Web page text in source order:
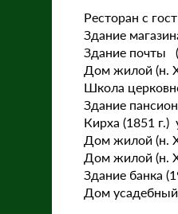
Ресторан c
Здание
Здание почты
Дом жилой (н.
Школа
Здание
Кирха (1851 г.)
Дом жилой (н.
Дом жилой (н.
Здание банка
Дом усадебный